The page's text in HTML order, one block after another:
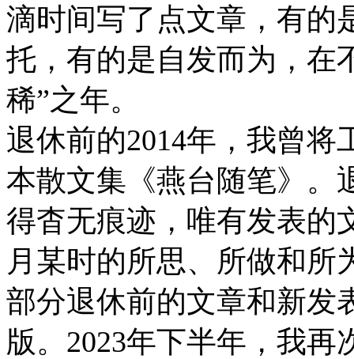
滴时间写了点文章，有的
托，有的是自发而为，在
稀”之年。
退休前的2014年，我曾
本散文集《燕台随笔》。
得杳无痕迹，唯有发表的
月某时的所思、所做和所
部分退休前的文章和新发
版。2023年下半年，我再